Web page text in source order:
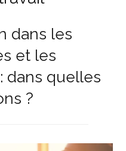
dans les
et les
dans quelles
?